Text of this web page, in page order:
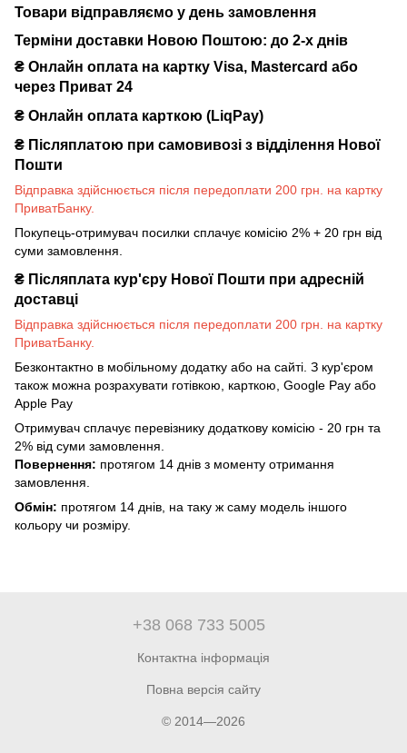
Товари відправляємо у день замовлення
Терміни доставки Новою Поштою: до 2-х днів
₴ Онлайн оплата на картку Visa, Mastercard або
через Приват 24
₴ Онлайн оплата карткою (LiqPay)
₴ Післяплатою при самовивозі з відділення Нової
Пошти
Відправка здійснюється після передоплати 200 грн. на картку
ПриватБанку.
Покупець-отримувач посилки сплачує комісію 2% + 20 грн від
суми замовлення.
₴ Післяплата кур'єру Нової Пошти при адресній
доставці
Відправка здійснюється після передоплати 200 грн. на картку
ПриватБанку.
Безконтактно в мобільному додатку або на сайті. З кур'єром
також можна розрахувати готівкою, карткою, Google Pay або
Apple Pay
Отримувач сплачує перевізнику додаткову комісію - 20 грн та
2% від суми замовлення.
Повернення: протягом 14 днів з моменту отримання
замовлення.
Обмін: протягом 14 днів, на таку ж саму модель іншого
кольору чи розміру.
+38 068 733 5005
Контактна інформація
Повна версія сайту
© 2014—2026